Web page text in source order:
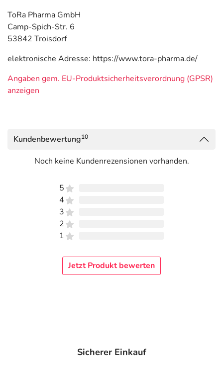
ToRa Pharma GmbH
Camp-Spich-Str. 6
53842 Troisdorf
elektronische Adresse: https://www.tora-pharma.de/
Angaben gem. EU-Produktsicherheitsverordnung (GPSR)
anzeigen
Kundenbewertung10
Noch keine Kundenrezensionen vorhanden.
5
4
3
2
1
Jetzt Produkt bewerten
Sicherer Einkauf